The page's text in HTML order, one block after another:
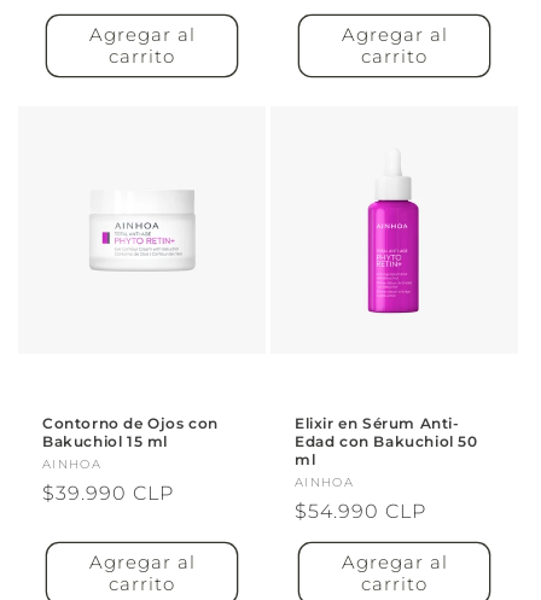
habitual
Agregar al
carrito
Agregar al
carrito
Contorno de Ojos con
Bakuchiol 15 ml
Proveedor:
AINHOA
Precio
$39.990 CLP
Agregar al
carrito
Elixir en Sérum Anti-
Edad con Bakuchiol 50
ml
Proveedor:
AINHOA
Precio
habitual
$54.990 CLP
Agregar al
carrito